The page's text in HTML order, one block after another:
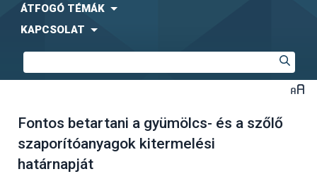
ÁTFOGÓ TÉMÁK
KAPCSOLAT
Fontos betartani a gyümölcs- és a szőlő
szaporítóanyagok kitermelési
határnapját